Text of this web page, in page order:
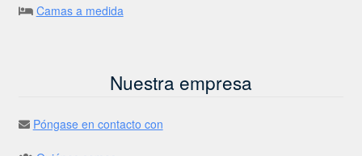
Camas a medida
Nuestra empresa
Póngase en contacto con